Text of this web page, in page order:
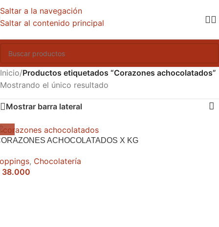
Saltar a la navegación
Saltar al contenido principal
Inicio/Productos etiquetados “Corazones achocolatados”
Mostrando el único resultado
Mostrar barra lateral
ACHOCOLATADOS X KG
, Chocolatería
38.000